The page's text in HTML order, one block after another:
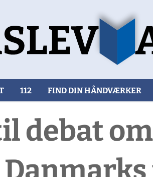
112 FIND DIN HÅNDVÆRKER
debat om